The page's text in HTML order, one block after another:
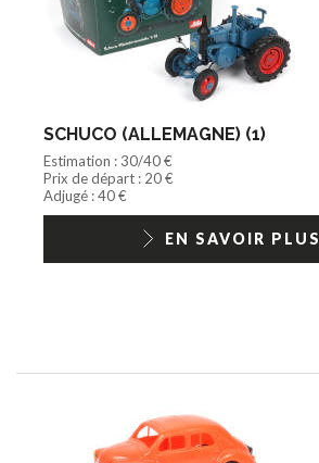
SCHUCO (ALLEMAGNE) (1)
Estimation : 30/40 €
Prix de départ : 20 €
Adjugé : 40 €
EN SAVOIR PLUS